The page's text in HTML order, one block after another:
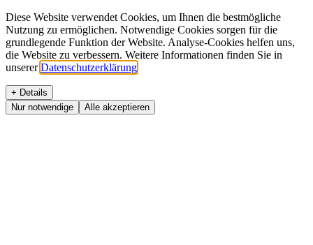
Diese Website verwendet Cookies, um Ihnen die bestmögliche
Nutzung zu ermöglichen. Notwendige Cookies sorgen für die
grundlegende Funktion der Website. Analyse-Cookies helfen uns,
die Website zu verbessern. Weitere Informationen finden Sie in
unserer Datenschutzerklärung
+ Details
Nur notwendige
Alle akzeptieren